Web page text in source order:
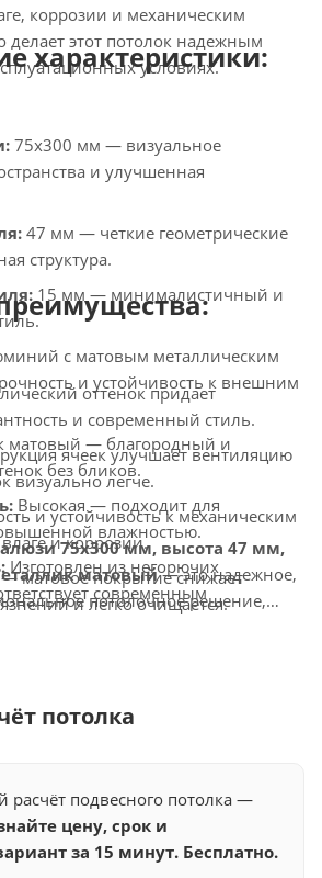
коррозии и механическим
делает этот потолок надежным
условиях.
характеристики:
75x300 мм — визуальное
и улучшенная
47 мм — четкие геометрические
структура.
15 мм — минималистичный и
с матовым металлическим
и устойчивость к внешним
матовый — благородный и
без бликов.
Высокая — подходит для
влажностью.
Изготовлен из негорючих
современным
с освещением:
решениями.
оттенок придает
и современный стиль.
ячеек улучшает вентиляцию
визуально легче.
и устойчивость к механическим
и коррозии.
— матовое покрытие снижает
и легко очищается.
— подходит для
75x300 мм, высота 47 мм,
матовый— это надежное,
потолочное решение,
потолка
подвесного потолка —
цену, срок и
за 15 минут. Бесплатно.